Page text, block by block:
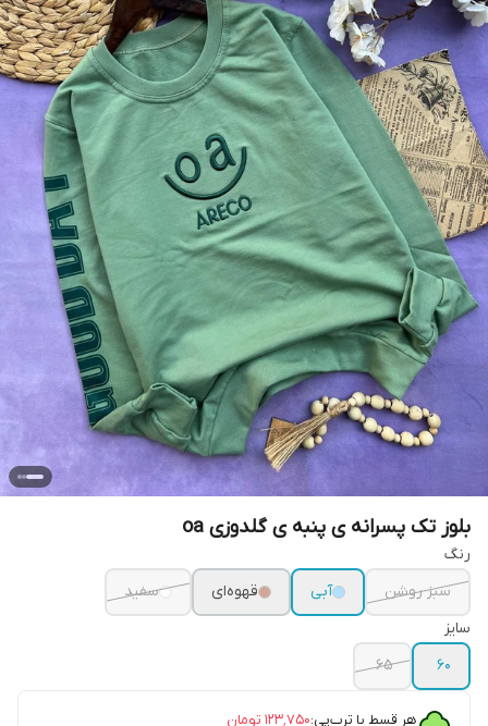
بلوز تک پسرانه ی پنبه ی گلدوزی oa
رنگ
سبز روشن
آبی قهوه‌ای
سفید
سایز
۶۰
۶۵
هر قسط با ترب‌پی:۱۲۳٬۷۵۰ تومان